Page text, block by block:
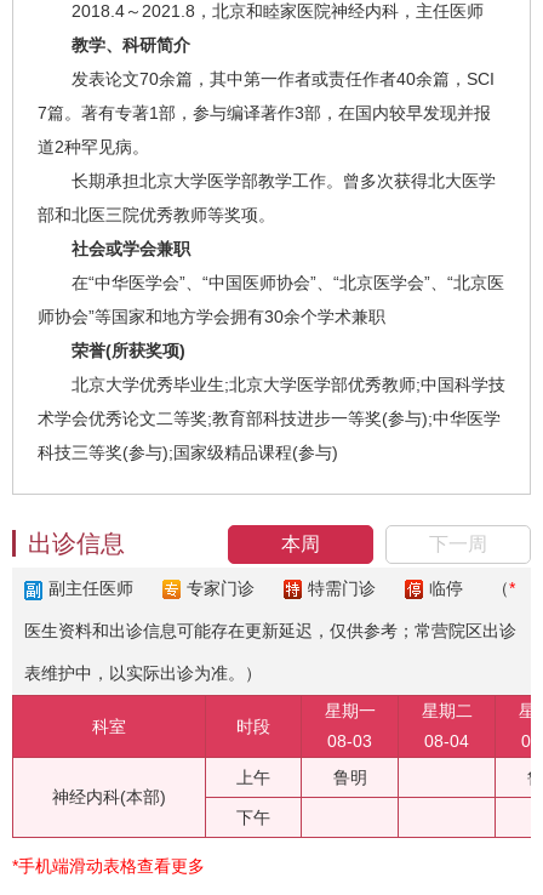
2018.4～2021.8，北京和睦家医院神经内科，主任医师
教学、科研简介
发表论文70余篇，其中第一作者或责任作者40余篇，SCI
7篇。著有专著1部，参与编译著作3部，在国内较早发现并报
道2种罕见病。
长期承担北京大学医学部教学工作。曾多次获得北大医学
部和北医三院优秀教师等奖项。
社会或学会兼职
在“中华医学会”、“中国医师协会”、“北京医学会”、“北京医
师协会”等国家和地方学会拥有30余个学术兼职
荣誉(所获奖项)
北京大学优秀毕业生;北京大学医学部优秀教师;中国科学技
术学会优秀论文二等奖;教育部科技进步一等奖(参与);中华医学
科技三等奖(参与);国家级精品课程(参与)
本周 下一周
出诊信息
副主任医师 专家门诊 特需门诊 临停 （*
医生资料和出诊信息可能存在更新延迟，仅供参考；常营院区出诊
表维护中，以实际出诊为准。）
科室 时段
星期一
08-03
星期二
08-04
星
神经内科(本部)
上午 鲁明
下午
*手机端滑动表格查看更多